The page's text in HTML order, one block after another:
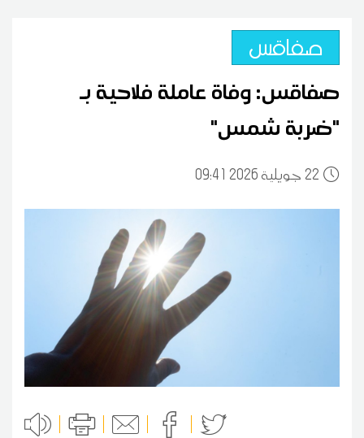
صفاقس
صفاقس: وفاة عاملة فلاحية بـ
"ضربة شمس"
22 09:41 2026 جويلية